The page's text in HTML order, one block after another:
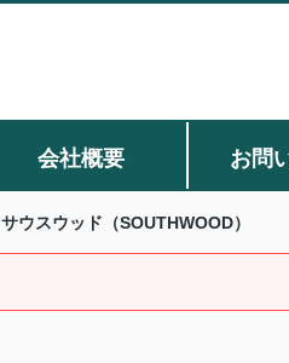
会社概要 お問
サウスウッド（SOUTHWOOD）